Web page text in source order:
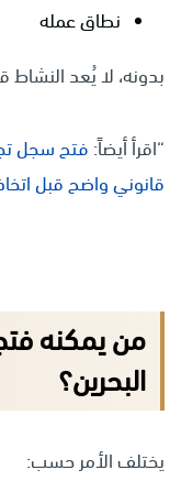
نطاق عمله
بدونه، لا يُعد النشاط
“اقرأ أيضاً: فتح سجل
قانوني واضح قبل اتخاذ
من يمكنه
البحرين؟
يختلف الأمر حسب: